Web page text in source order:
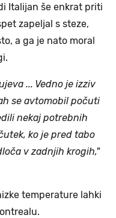
Italijan še enkrat priti
zapeljal s steze,
a ga je nato moral
... Vedno je izziv
se avtomobil počuti
nekaj potrebnih
ko je pred tabo
v zadnjih krogih,"
temperature lahki